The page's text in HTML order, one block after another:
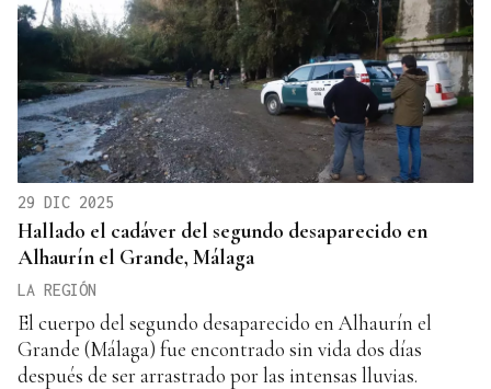
29 DIC 2025
Hallado el cadáver del segundo desaparecido en
Alhaurín el Grande, Málaga
LA REGIÓN
El cuerpo del segundo desaparecido en Alhaurín el
Grande (Málaga) fue encontrado sin vida dos días
después de ser arrastrado por las intensas lluvias.